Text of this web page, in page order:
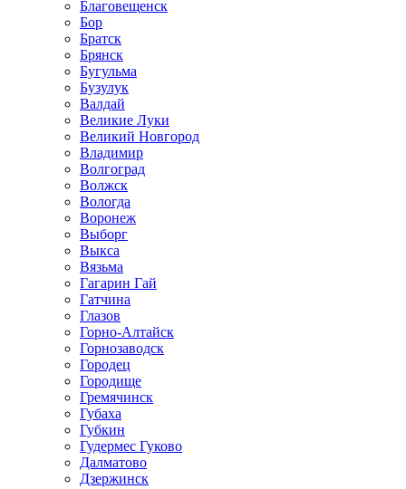
Благовещенск
Бор
Братск
Брянск
Бугульма
Бузулук
Валдай
Великие Луки
Великий Новгород
Владимир
Волгоград
Волжск
Вологда
Воронеж
Выборг
Выкса
Вязьма
Гагарин Гай
Гатчина
Глазов
Горно-Алтайск
Горнозаводск
Городец
Городище
Гремячинск
Губаха
Губкин
Гудермес Гуково
Далматово
Дзержинск